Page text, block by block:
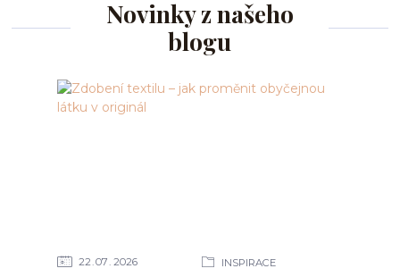
Novinky z našeho
blogu
22 07 2026 INSPIRACE